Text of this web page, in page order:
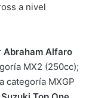
a nivel
Abraham Alfaro
MX2 (250cc);
categoría MXGP